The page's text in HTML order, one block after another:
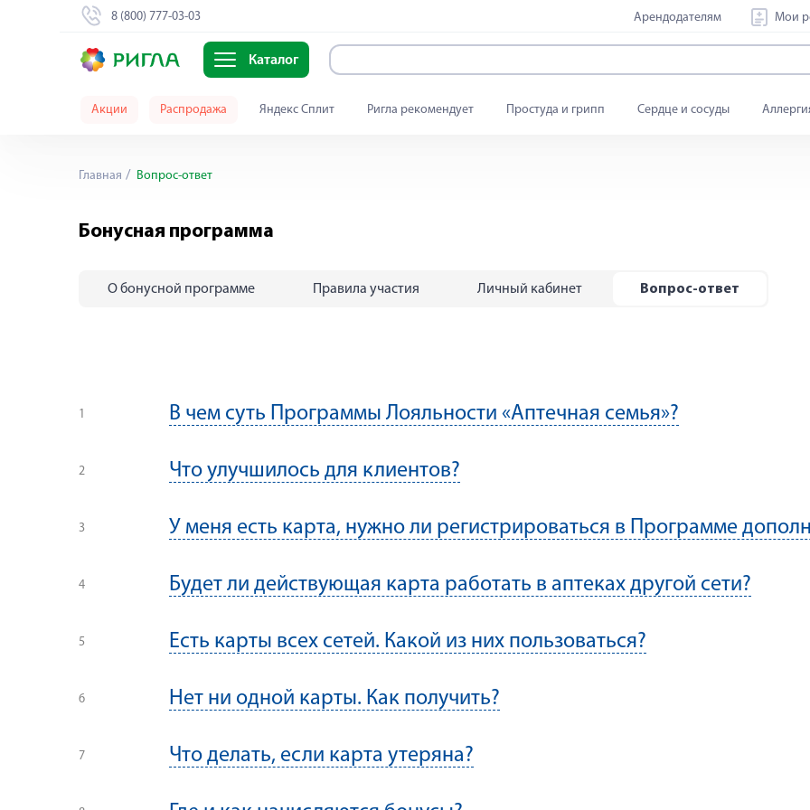
8 (800) 777-03-03 Арендодателям Мои
Каталог
Акции Распродажа Яндекс Сплит Ригла рекомендует Простуда и грипп Сердце и сосуды
Главная Вопрос-ответ
Бонусная программа
О бонусной программе Правила участия Личный кабинет Вопрос-ответ
В чем суть Программы Лояльности «Аптечная семья»?
Что улучшилось для клиентов?
У меня есть карта, нужно ли регистрироваться в Программе
Будет ли действующая карта работать в аптеках другой сети?
Есть карты всех сетей. Какой из них пользоваться?
Нет ни одной карты. Как получить?
Что делать, если карта утеряна?